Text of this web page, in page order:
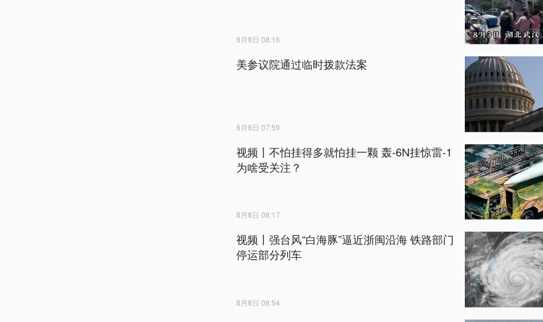
8月8日 08:16
美参议院通过临时拨款法案
8月8日 07:59
视频丨不怕挂得多就怕挂一颗 轰-6N挂惊雷-1
为啥受关注？
8月8日 08:17
视频丨强台风“白海豚”逼近浙闽沿海 铁路部门
停运部分列车
8月8日 08:54